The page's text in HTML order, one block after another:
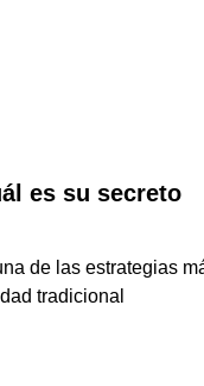
es su secreto
de las estrategias
tradicional